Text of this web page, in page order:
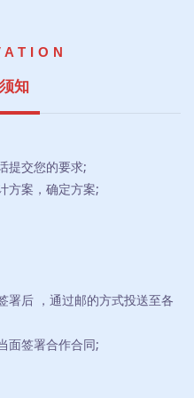
须知
提交您的要求;
方案，确定方案;
署后 ，通过邮的方式投送至各
面签署合作合同;